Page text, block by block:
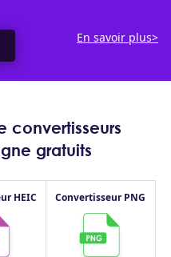
En savoir plus>
convertisseurs
gratuits
HEIC Convertisseur PNG